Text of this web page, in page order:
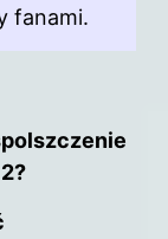
fanami.